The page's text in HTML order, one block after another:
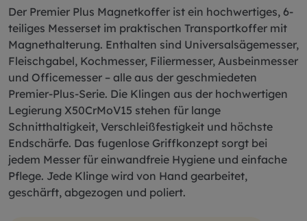
Der Premier Plus Magnetkoffer ist ein hochwertiges, 6-
teiliges Messerset im praktischen Transportkoffer mit
Magnethalterung. Enthalten sind Universalsägemesser,
Fleischgabel, Kochmesser, Filiermesser, Ausbeinmesser
und Officemesser – alle aus der geschmiedeten
Premier-Plus-Serie. Die Klingen aus der hochwertigen
Legierung X50CrMoV15 stehen für lange
Schnitthaltigkeit, Verschleißfestigkeit und höchste
Endschärfe. Das fugenlose Griffkonzept sorgt bei
jedem Messer für einwandfreie Hygiene und einfache
Pflege. Jede Klinge wird von Hand gearbeitet,
geschärft, abgezogen und poliert.